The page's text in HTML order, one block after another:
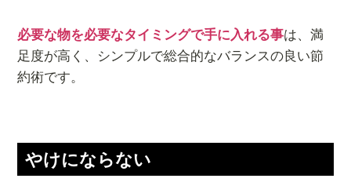
必要な物を必要なタイミングで手に入れる事は、満
足度が高く、シンプルで総合的なバランスの良い節
約術です。
やけにならない